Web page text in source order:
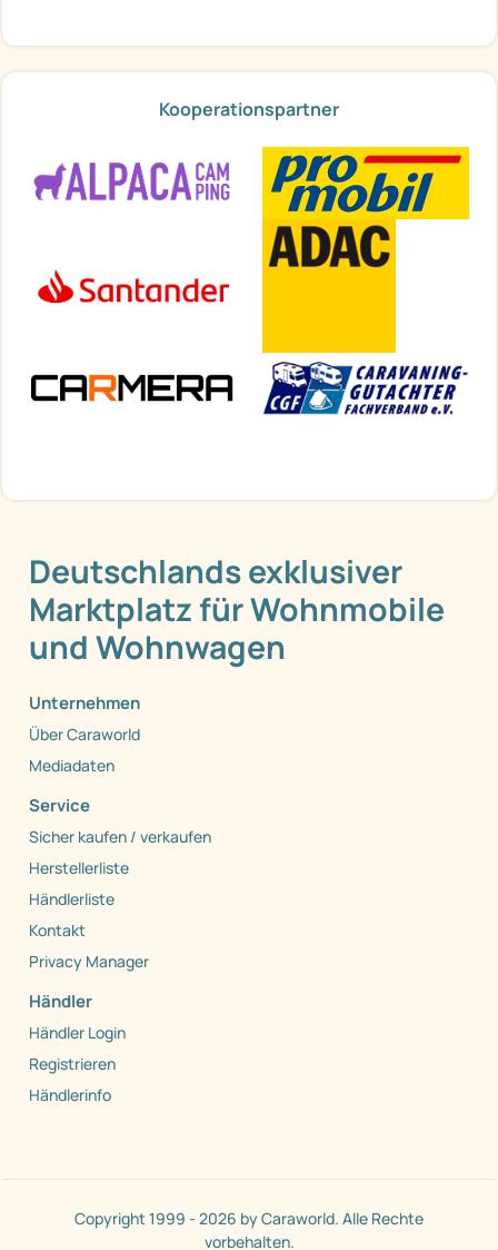
Kooperationspartner
Deutschlands exklusiver
Marktplatz für Wohnmobile
und Wohnwagen
Unternehmen
Über Caraworld
Mediadaten
Service
Sicher kaufen / verkaufen
Herstellerliste
Händlerliste
Kontakt
Privacy Manager
Händler
Händler Login
Registrieren
Händlerinfo
Copyright 1999 - 2026 by Caraworld. Alle Rechte
vorbehalten.